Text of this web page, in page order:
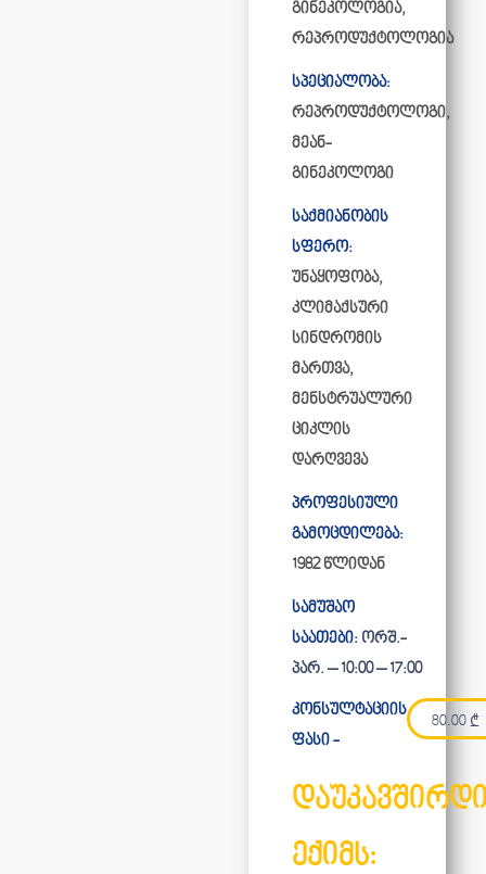
გინეკოლოგია,
რეპროდუქტოლოგია
სპეციალობა:
რეპროდუქტოლოგი,
მეან-
გინეკოლოგი
საქმიანობის
სფერო:
უნაყოფობა,
კლიმაქსური
სინდრომის
მართვა,
მენსტრუალური
ციკლის
დარღვევა
პროფესიული
გამოცდილება:
1982 წლიდან
სამუშაო
საათები: ორშ.-
პარ. – 10:00 – 17:00
კონსულტაციის
ფასი -
80.00 ₾
ექიმს: